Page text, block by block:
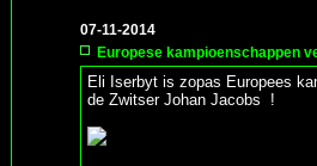
07-11-2014
Europese kampioenschappen
Eli Iserbyt is zopas Europees
de Zwitser Johan Jacobs !